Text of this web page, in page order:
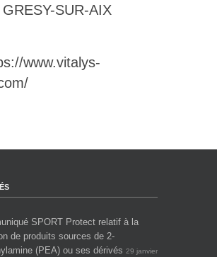
SUR-AIX
www.vitalys-
SPORT Protect relatif à la
de produits sources de 2-
(PEA) ou ses dérivés 29 janvier